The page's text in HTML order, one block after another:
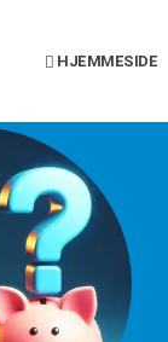
HJEMMESIDE